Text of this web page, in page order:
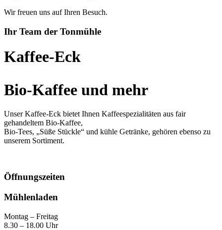
Wir freuen uns auf Ihren Besuch.
Ihr Team der Tonmühle
Kaffee-Eck
Bio-Kaffee und mehr
Unser Kaffee-Eck bietet Ihnen Kaffeespezialitäten aus fair
gehandeltem Bio-Kaffee,
Bio-Tees, „Süße Stückle“ und kühle Getränke, gehören ebenso zu
unserem Sortiment.
Öffnungszeiten
Mühlenladen
Montag – Freitag
8.30 – 18.00 Uhr